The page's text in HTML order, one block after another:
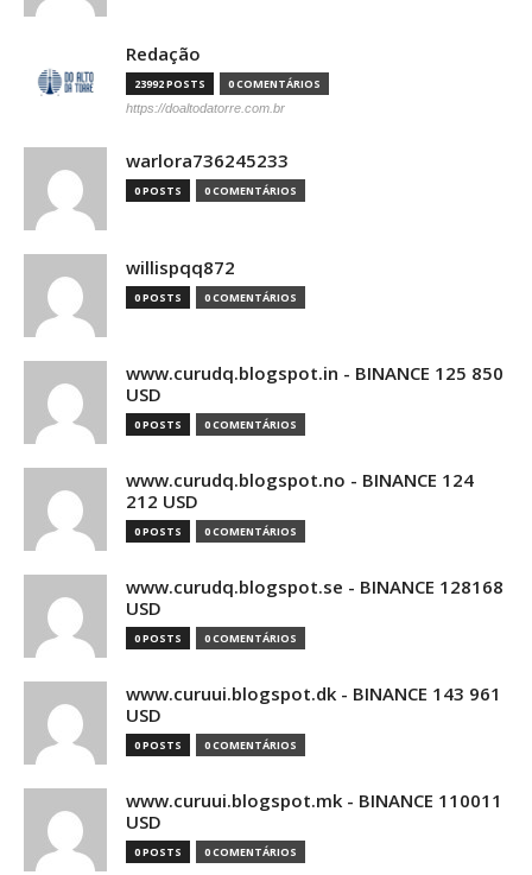
Redação
23992 POSTS 0 COMENTÁRIOS
https://doaltodatorre.com.br
warlora736245233
0 POSTS 0 COMENTÁRIOS
willispqq872
0 POSTS 0 COMENTÁRIOS
www.curudq.blogspot.in - BINANCE 125 850
USD
0 POSTS 0 COMENTÁRIOS
www.curudq.blogspot.no - BINANCE 124
212 USD
0 POSTS 0 COMENTÁRIOS
www.curudq.blogspot.se - BINANCE 128168
USD
0 POSTS 0 COMENTÁRIOS
www.curuui.blogspot.dk - BINANCE 143 961
USD
0 POSTS 0 COMENTÁRIOS
www.curuui.blogspot.mk - BINANCE 110011
USD
0 POSTS 0 COMENTÁRIOS